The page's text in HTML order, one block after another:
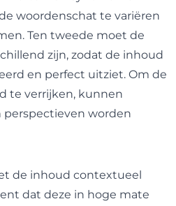
woordenschat te variëren
Ten tweede moet de
zijn, zodat de inhoud
en perfect uitziet. Om de
te verrijken, kunnen
perspectieven worden
de inhoud contextueel
dat deze in hoge mate